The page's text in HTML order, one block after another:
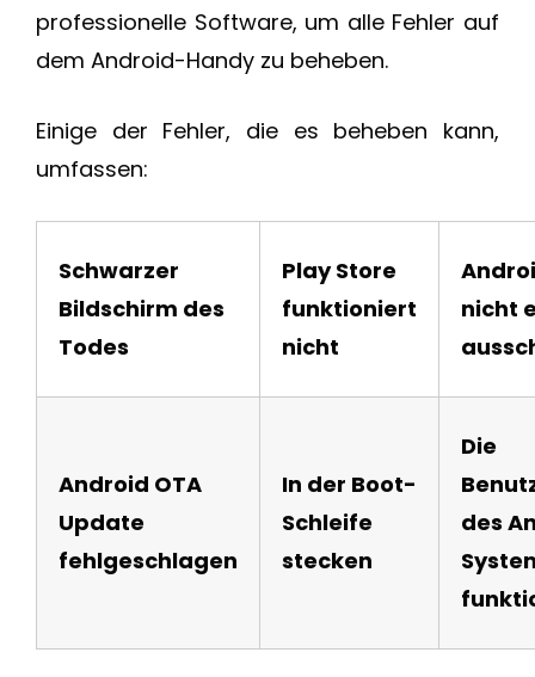
professionelle Software, um alle Fehler auf
dem Android-Handy zu beheben.
Einige der Fehler, die es beheben kann,
umfassen:
Schwarzer
Bildschirm des
Todes
Play Store
funktioniert
nicht
nicht
Android OTA
Update
fehlgeschlagen
In der Boot-
Schleife
stecken
Die
des